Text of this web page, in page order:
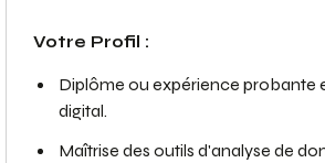
Votre Profil :
Diplôme ou expérience probante
digital.
Maîtrise des outils d'analyse de